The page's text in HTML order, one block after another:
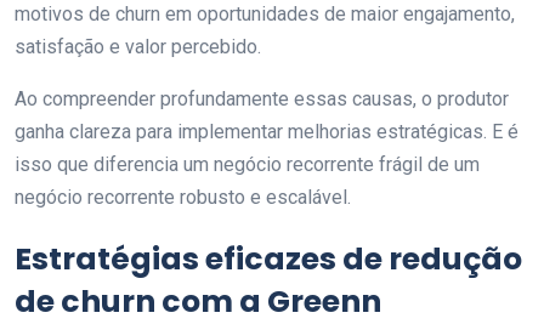
motivos de churn em oportunidades de maior engajamento,
satisfação e valor percebido.
Ao compreender profundamente essas causas, o produtor
ganha clareza para implementar melhorias estratégicas. E é
isso que diferencia um negócio recorrente frágil de um
negócio recorrente robusto e escalável.
Estratégias eficazes de redução
de churn com a Greenn